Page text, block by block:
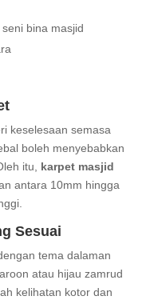
bina masjid
keselesaan semasa
boleh menyebabkan
itu, karpet masjid
antara 10mm hingga
Sesuai
tema dalaman
atau hijau zamrud
kelihatan kotor dan